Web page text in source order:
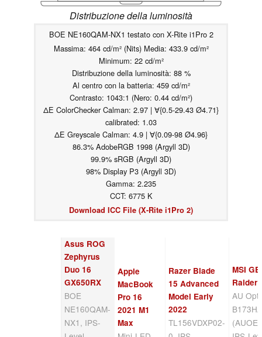
Distribuzione della luminosità
BOE NE160QAM-NX1 testato con X-Rite i1Pro 2
Massima: 464 cd/m² (Nits) Media: 433.9 cd/m²
Minimum: 22 cd/m²
Distribuzione della luminosità: 88 %
Al centro con la batteria: 459 cd/m²
Contrasto: 1043:1 (Nero: 0.44 cd/m²)
ΔE ColorChecker Calman: 2.97 | ∀{0.5-29.43 Ø4.71}
calibrated: 1.03
ΔE Greyscale Calman: 4.9 | ∀{0.09-98 Ø4.96}
86.3% AdobeRGB 1998 (Argyll 3D)
99.9% sRGB (Argyll 3D)
98% Display P3 (Argyll 3D)
Gamma: 2.235
CCT: 6775 K
Download ICC File (X-Rite i1Pro 2)
Asus ROG
Zephyrus
Duo 16
GX650RX
BOE
NE160QAM-
NX1, IPS-
Apple
MacBook
Pro 16
2021 M1
Max
Razer Blade
15 Advanced
Model Early
2022
TL156VDXP02-
MSI
Raider
AU